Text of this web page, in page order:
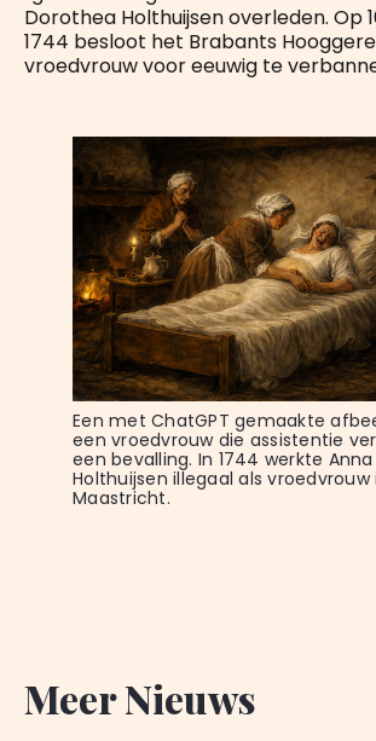
Dorothea Holthuijsen overleden. Op
1744 besloot het Brabants
vroedvrouw voor eeuwig te
Een met ChatGPT gemaakte
een vroedvrouw die assistentie
een bevalling. In 1744 werkte
Holthuijsen illegaal als vroedvrouw
Maastricht.
Meer Nieuws